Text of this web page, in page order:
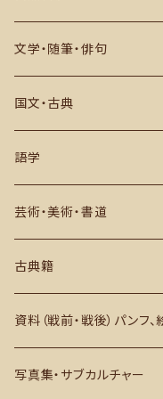
中世・江戸期
戦史・戦記・近代史
現代史
アジア
ヨーロッパ・アフリカその他
数学・物理・宇宙・科学
生物・自然・動物など
その他
文学・随筆・俳句
近代文学・評論
推理小説・評論
俳句・川柳・歌集など
西洋文学
アジアほか
国文・古典
作品
研究・評論ほか
語学
日本語学
英語学
その他
芸術・美術・書道
芸術史・評論・解説
美術・図録・画集・作品集
書道・中文書
古典籍
和本・写本ほか
古地図・1枚もの ほか
資料（戦前・戦後）パンフ
日本国内
写真集・サブカルチャー